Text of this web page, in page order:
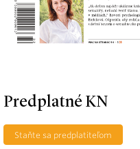
Predplatné KN
Staňte sa predplatiteľom